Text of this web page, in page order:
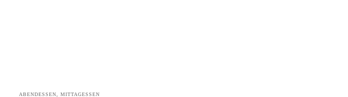
ABENDESSEN, MITTAGESSEN